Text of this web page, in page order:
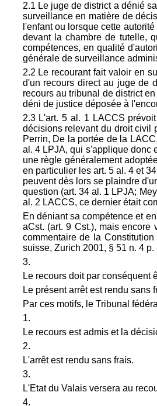
2.1 Le juge de district a dénié
surveillance en matière de
l'enfant ou lorsque cette
devant la chambre de tutelle,
compétences, en qualité
générale de surveillance
2.2 Le recourant fait valoir en
d'un recours direct au juge de
recours au tribunal de district
déni de justice déposée à
2.3 L'art. 5 al. 1 LACCS
décisions relevant du droit civil
Perrin, De la portée de la
al. 4 LPJA, qui s'applique donc
une règle généralement
en particulier les art. 5 al. 4 et
peuvent dès lors se plaindre
question (art. 34 al. 1 LPJA;
al. 2 LACCS, ce dernier était
En déniant sa compétence et
aCst. (art. 9 Cst.), mais encore
commentaire de la
suisse, Zurich 2001, § 51 n. 4 p.
3.
Le recours doit par conséquent
Le présent arrêt est rendu sans
Par ces motifs, le Tribunal
1.
Le recours est admis et la
2.
L'arrêt est rendu sans frais.
3.
L'Etat du Valais versera au
4.